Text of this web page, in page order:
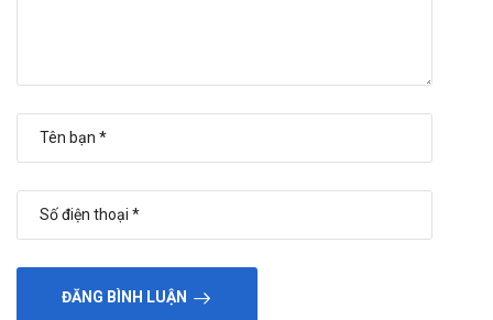
bà bầu, mẹ cho con bú không?
Không khuyến cáo sử dụng thuốc Acnecrush NT Gel cho
phụ nữ đang mang thai và cho con bú.
Thuốc Acnecrush-NT giá bao nhiêu? Mua
ở đâu uy tín?
Acnecrush-NThiện đang có giá khoảng
130.000vnđ/hộp. Thuốc hiện có bán tại
ĐĂNG BÌNH LUẬN